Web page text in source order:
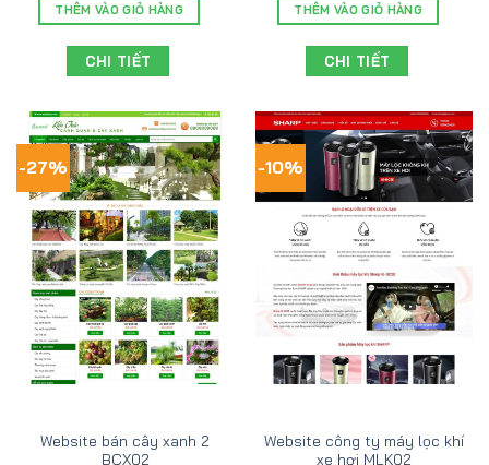
THÊM VÀO GIỎ HÀNG
CHI TIẾT
THÊM VÀO GIỎ HÀNG
CHI TIẾT
-27%
Website bán cây xanh 2
BCX02
-10%
Website công ty máy lọc khí
xe hơi MLK02